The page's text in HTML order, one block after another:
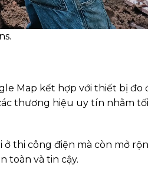
Map kết hợp với thiết bị đo
thương hiệu uy tín nhằm
thi công điện mà còn mở
toàn và tin cậy.